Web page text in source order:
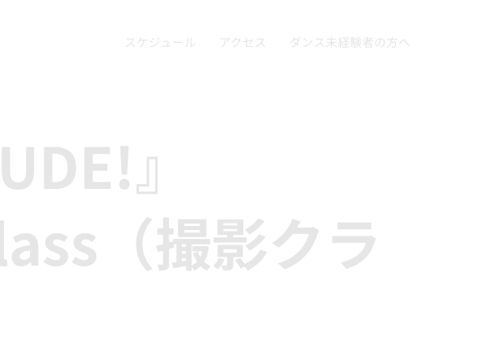
スケジュール アクセス ダンス未経験者の方へ
』
（撮影クラ